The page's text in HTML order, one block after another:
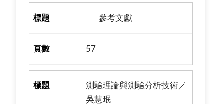
參考文獻
57
測驗理論與測驗分析技術／
吳慧珉